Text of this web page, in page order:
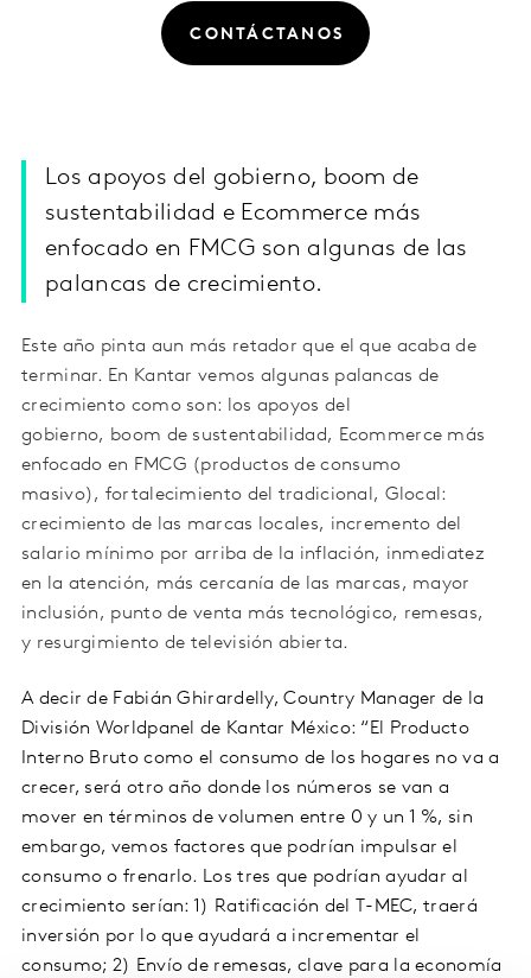
CONTÁCTANOS
Los apoyos del gobierno, boom de
sustentabilidad e Ecommerce más
enfocado en FMCG son algunas de las
palancas de crecimiento.
Este año pinta aun más retador que el que acaba de
terminar. En Kantar vemos algunas palancas de
crecimiento como son: los apoyos del
gobierno, boom de sustentabilidad, Ecommerce más
enfocado en FMCG (productos de consumo
masivo), fortalecimiento del tradicional, Glocal:
crecimiento de las marcas locales, incremento del
salario mínimo por arriba de la inflación, inmediatez
en la atención, más cercanía de las marcas, mayor
inclusión, punto de venta más tecnológico, remesas,
y resurgimiento de televisión abierta.
A decir de Fabián Ghirardelly, Country Manager de la
División Worldpanel de Kantar México: “El Producto
Interno Bruto como el consumo de los hogares no va a
crecer, será otro año donde los números se van a
mover en términos de volumen entre 0 y un 1 %, sin
embargo, vemos factores que podrían impulsar el
consumo o frenarlo. Los tres que podrían ayudar al
crecimiento serían: 1) Ratificación del T-MEC, traerá
inversión por lo que ayudará a incrementar el
consumo; 2) Envío de remesas, clave para la economía